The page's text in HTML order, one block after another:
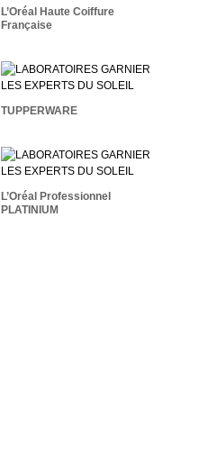
L’Oréal Haute Coiffure
Française
TUPPERWARE
TUPPERWARE
L’Oréal Professionnel
PLATINIUM
L’Oréal Professionnel
PLATINIUM